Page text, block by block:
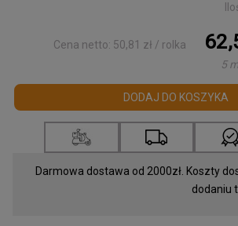
Tablice w ramce
Korek dylatacyjny
Korki do butelek
Cena netto: 50,81 zł / rolka
5
DODAJ DO KOSZYKA
Darmowa dostawa od 2000zł. Koszty
dodaniu